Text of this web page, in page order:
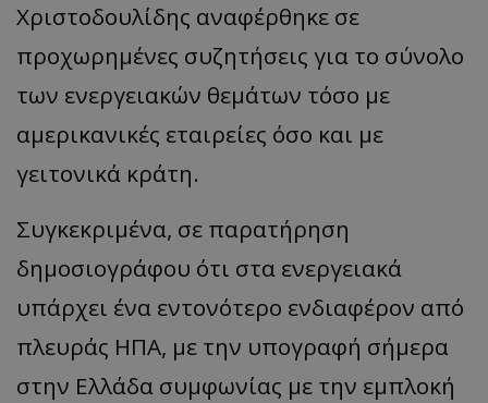
Χριστοδουλίδης αναφέρθηκε σε
προχωρημένες συζητήσεις για το σύνολο
των ενεργειακών θεμάτων τόσο με
αμερικανικές εταιρείες όσο και με
γειτονικά κράτη.
Συγκεκριμένα, σε παρατήρηση
δημοσιογράφου ότι στα ενεργειακά
υπάρχει ένα εντονότερο ενδιαφέρον από
πλευράς ΗΠΑ, με την υπογραφή σήμερα
στην Ελλάδα συμφωνίας με την εμπλοκή